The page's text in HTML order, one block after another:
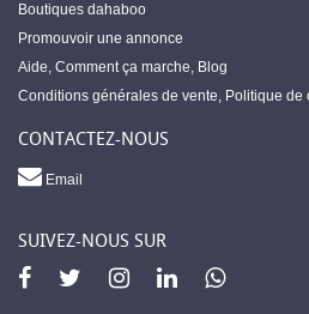
Boutiques dahaboo
Promouvoir une annonce
Aide, Comment ça marche, Blog
Conditions générales de vente, Politique de
CONTACTEZ-NOUS
Email
SUIVEZ-NOUS SUR